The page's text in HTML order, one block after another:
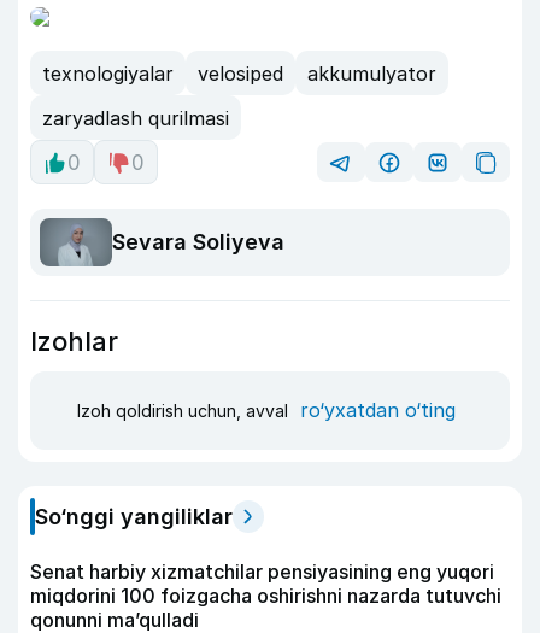
texnologiyalar velosiped
akkumulyator
zaryadlash qurilmasi
0
0
Sevara Soliyeva
Izohlar
Izoh qoldirish uchun, avval ro‘yxatdan o‘ting
So‘nggi yangiliklar
Senat harbiy xizmatchilar pensiyasining eng yuqori
miqdorini 100 foizgacha oshirishni nazarda tutuvchi
qonunni ma’qulladi